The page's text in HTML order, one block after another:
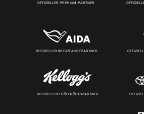
OFFIZIELLER PREMIUM-PARTNER
OFFIZIELLER KREUZFAHRTPARTNER
OFFIZIELLER FRÜHSTÜCKSPARTNER